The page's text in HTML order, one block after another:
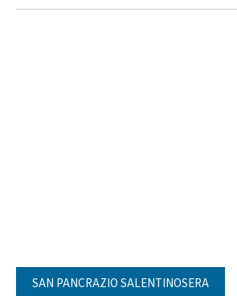
SAN PANCRAZIO SALENTINOSERA